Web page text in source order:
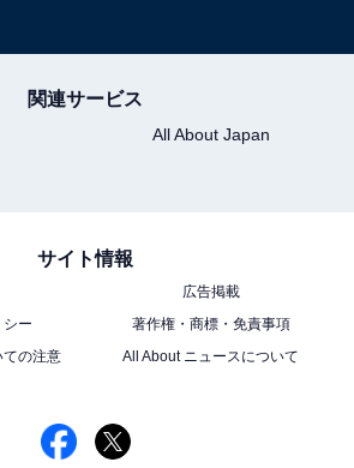
関連サービス
All About Japan
サイト情報
広告掲載
シー
著作権・商標・免責事項
の注意
All About ニュースについて